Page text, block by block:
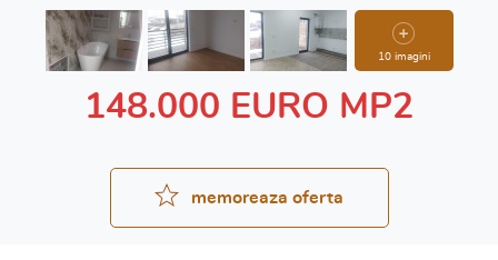
10 imagini
148.000 EURO MP2
memoreaza oferta